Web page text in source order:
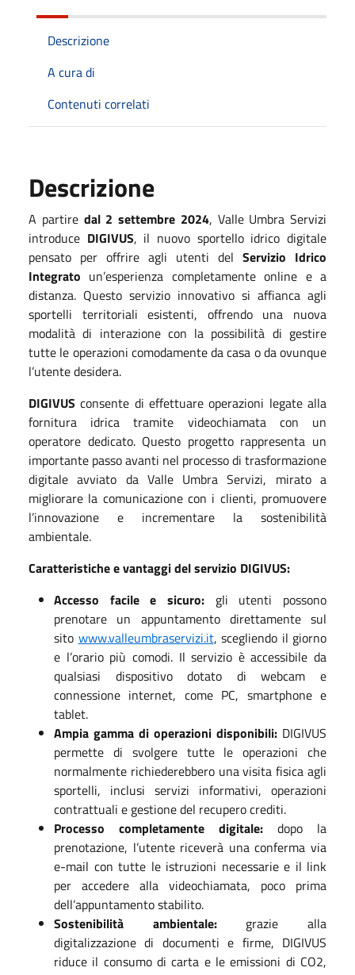
Descrizione
A cura di
Contenuti correlati
Descrizione
A partire dal 2 settembre 2024, Valle Umbra Servizi
introduce DIGIVUS, il nuovo sportello idrico digitale
pensato per offrire agli utenti del Servizio Idrico
Integrato un’esperienza completamente online e a
distanza. Questo servizio innovativo si affianca agli
sportelli territoriali esistenti, offrendo una nuova
modalità di interazione con la possibilità di gestire
tutte le operazioni comodamente da casa o da ovunque
l’utente desidera.
DIGIVUS consente di effettuare operazioni legate alla
fornitura idrica tramite videochiamata con un
operatore dedicato. Questo progetto rappresenta un
importante passo avanti nel processo di trasformazione
digitale avviato da Valle Umbra Servizi, mirato a
migliorare la comunicazione con i clienti, promuovere
l’innovazione e incrementare la sostenibilità
ambientale.
Caratteristiche e vantaggi del servizio DIGIVUS:
Accesso facile e sicuro: gli utenti possono
prenotare un appuntamento direttamente sul
sito www.valleumbraservizi.it, scegliendo il giorno
e l’orario più comodi. Il servizio è accessibile da
qualsiasi dispositivo dotato di webcam e
connessione internet, come PC, smartphone e
tablet.
Ampia gamma di operazioni disponibili: DIGIVUS
permette di svolgere tutte le operazioni che
normalmente richiederebbero una visita fisica agli
sportelli, inclusi servizi informativi, operazioni
contrattuali e gestione del recupero crediti.
Processo completamente digitale: dopo la
prenotazione, l’utente riceverà una conferma via
e-mail con tutte le istruzioni necessarie e il link
per accedere alla videochiamata, poco prima
dell’appuntamento stabilito.
Sostenibilità ambientale:grazie alla
digitalizzazione di documenti e firme, DIGIVUS
riduce il consumo di carta e le emissioni di CO2,